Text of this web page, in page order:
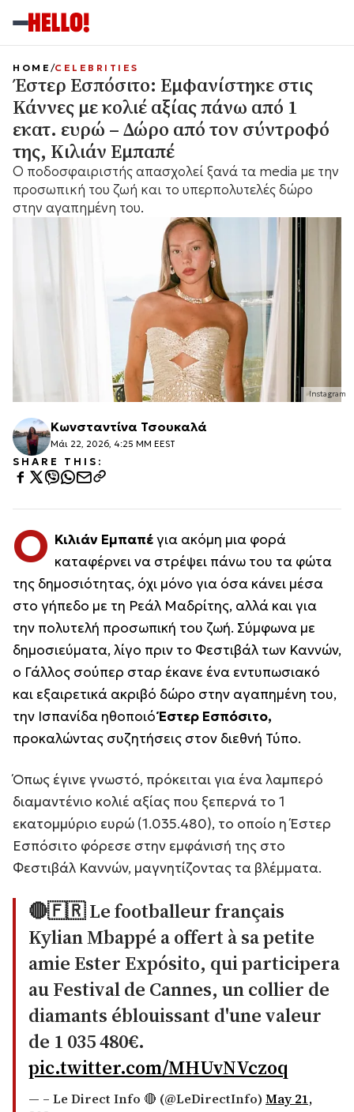
Instagram
HOME CELEBRITIES
Έστερ Εσπόσιτο: Εμφανίστηκε στις
Κάννες με κολιέ αξίας πάνω από 1
εκατ. ευρώ – Δώρο από τον σύντροφό
της, Κιλιάν Εμπαπέ
Ο ποδοσφαιριστής απασχολεί ξανά τα media με την
προσωπική του ζωή και το υπερπολυτελές δώρο
στην αγαπημένη του.
Κωνσταντίνα Τσουκαλά
Μάι 22, 2026, 4:25 ΜΜ EEST
SHARE THIS:
Ο Κιλιάν Εμπαπέγια ακόμη μια φορά
καταφέρνει να στρέψει πάνω του τα φώτα
της δημοσιότητας, όχι μόνο για όσα κάνει μέσα
στο γήπεδο με τη Ρεάλ Μαδρίτης, αλλά και για
την πολυτελή προσωπική του ζωή. Σύμφωνα με
δημοσιεύματα, λίγο πριν το Φεστιβάλ των Καννών,
ο Γάλλος σούπερ σταρ έκανε ένα εντυπωσιακό
και εξαιρετικά ακριβό δώρο στην αγαπημένη του,
την Ισπανίδα ηθοποιόΈστερ Εσπόσιτο,
προκαλώντας συζητήσεις στον διεθνή Τύπο.
Όπως έγινε γνωστό, πρόκειται για ένα λαμπερό
διαμαντένιο κολιέ αξίας που ξεπερνά το 1
εκατομμύριο ευρώ (1.035.480), το οποίο η Έστερ
Εσπόσιτο φόρεσε στην εμφάνισή της στο
Φεστιβάλ Καννών, μαγνητίζοντας τα βλέμματα.
🔴🇫🇷 Le footballeur français
Kylian Mbappé a offert à sa petite
amie Ester Expósito, qui participera
au Festival de Cannes, un collier de
diamants éblouissant d'une valeur
de 1 035 480€.
pic.twitter.com/MHUvNVczoq
— – Le Direct Info 🔴 (@LeDirectInfo) May 21,